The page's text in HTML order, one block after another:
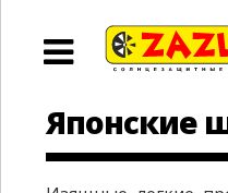
Японские